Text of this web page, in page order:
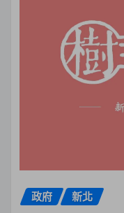
政府 新北